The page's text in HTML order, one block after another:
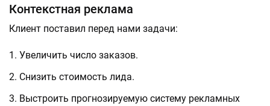
Контекстная реклама
Клиент поставил перед нами задачи:
Увеличить число заказов.
Снизить стоимость лида.
Выстроить прогнозируемую систему рекламных